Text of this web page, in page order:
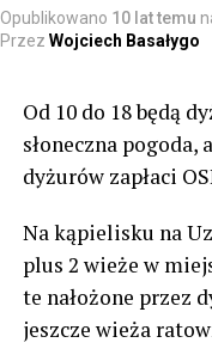
Opublikowano 10 lat temu
Przez Wojciech Basałygo
Od 10 do 18 będą
słoneczna
dyżurów zapłaci
Na kąpielisku na
plus 2 wieże w
te nałożone przez
jeszcze wieża